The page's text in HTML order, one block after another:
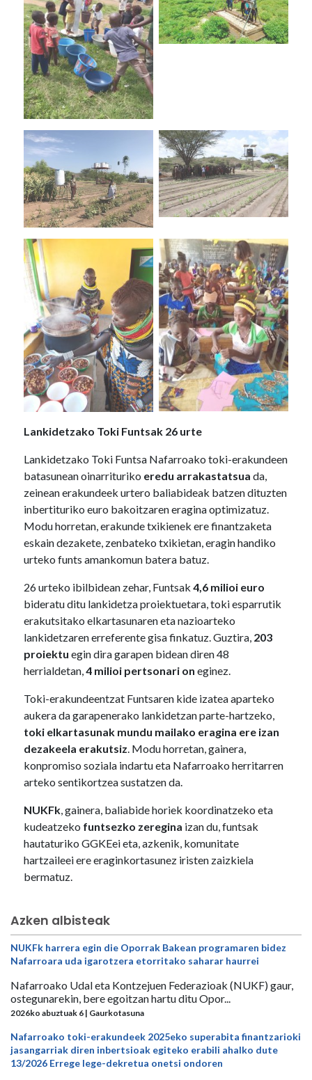
Lankidetzako Toki Funtsak 26 urte
Lankidetzako Toki Funtsa Nafarroako toki-erakundeen
batasunean oinarrituriko eredu arrakastatsua da,
zeinean erakundeek urtero baliabideak batzen dituzten
inbertituriko euro bakoitzaren eragina optimizatuz.
Modu horretan, erakunde txikienek ere finantzaketa
eskain dezakete, zenbateko txikietan, eragin handiko
urteko funts amankomun batera batuz.
26 urteko ibilbidean zehar, Funtsak 4,6 milioi euro
bideratu ditu lankidetza proiektuetara, toki esparrutik
erakutsitako elkartasunaren eta nazioarteko
lankidetzaren erreferente gisa finkatuz. Guztira, 203
proiektu egin dira garapen bidean diren 48
herrialdetan,4 milioi pertsonari on eginez.
Toki-erakundeentzat Funtsaren kide izatea aparteko
aukera da garapenerako lankidetzan parte-hartzeko,
toki elkartasunak mundu mailako eragina ere izan
dezakeela erakutsiz. Modu horretan, gainera,
konpromiso soziala indartu eta Nafarroako herritarren
arteko sentikortzea sustatzen da.
NUKFk, gainera, baliabide horiek koordinatzeko eta
kudeatzeko funtsezko zeregina izan du, funtsak
hautaturiko GGKEei eta, azkenik, komunitate
hartzaileei ere eraginkortasunez iristen zaizkiela
bermatuz.
Azken albisteak
NUKFk harrera egin die Oporrak Bakean programaren bidez
Nafarroara uda igarotzera etorritako saharar haurrei
Nafarroako Udal eta Kontzejuen Federazioak (NUKF) gaur,
ostegunarekin, bere egoitzan hartu ditu Opor...
2026ko abuztuak 6 | Gaurkotasuna
Nafarroako toki-erakundeek 2025eko superabita finantzarioki
jasangarriak diren inbertsioak egiteko erabili ahalko dute
13/2026 Errege lege-dekretua onetsi ondoren